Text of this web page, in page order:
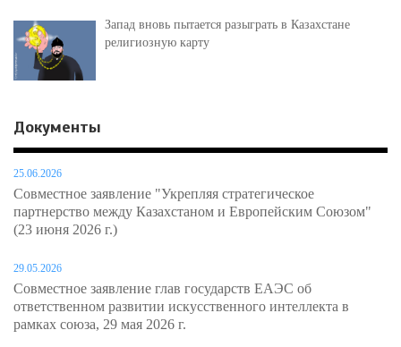
Запад вновь пытается разыграть в Казахстане
религиозную карту
Документы
25.06.2026
Совместное заявление "Укрепляя стратегическое
партнерство между Казахстаном и Европейским Союзом"
(23 июня 2026 г.)
29.05.2026
Совместное заявление глав государств ЕАЭС об
ответственном развитии искусственного интеллекта в
рамках союза, 29 мая 2026 г.